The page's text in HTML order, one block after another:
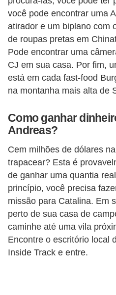
você pode encontrar uma
atirador e um biplano com
de roupas pretas em
Pode encontrar uma
CJ em sua casa. Por fim,
está em cada fast-food
na montanha mais alta de
Como ganhar
Andreas?
Cem milhões de dólares
trapacear? Esta é
de ganhar uma quantia
princípio, você precisa
missão para Catalina. Em
perto de sua casa de
caminhe até uma vila
Encontre o escritório local
Inside Track e entre.
a
e
i
n
t
e
n
e
t
E
l
t
r
ô
n